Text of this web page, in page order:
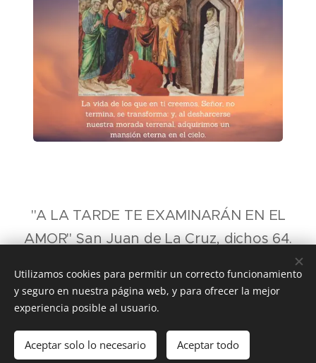
"A LA TARDE TE EXAMINARÁN EN EL
AMOR" San Juan de La Cruz, dichos 64.
Share
Utilizamos cookies para permitir un correcto funcionamiento
y seguro en nuestra página web, y para ofrecer la mejor
experiencia posible al usuario.
Aceptar solo lo necesario Aceptar todo